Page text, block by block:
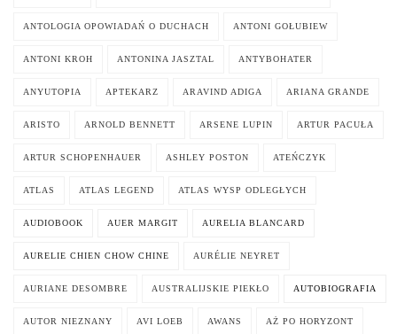
ANTOLOGIA OPOWIADAŃ O DUCHACH ANTONI GOŁUBIEW
ANTONI KROH ANTONINA JASZTAL ANTYBOHATER
ANYUTOPIA APTEKARZ ARAVIND ADIGA ARIANA GRANDE
ARISTO ARNOLD BENNETT ARSENE LUPIN ARTUR PACUŁA
ARTUR SCHOPENHAUER ASHLEY POSTON ATEŃCZYK
ATLAS ATLAS LEGEND ATLAS WYSP ODLEGŁYCH
AUDIOBOOK AUER MARGIT AURELIA BLANCARD
AURELIE CHIEN CHOW CHINE AURÉLIE NEYRET
AURIANE DESOMBRE AUSTRALIJSKIE PIEKŁO AUTOBIOGRAFIA
AUTOR NIEZNANY AVI LOEB AWANS AŻ PO HORYZONT